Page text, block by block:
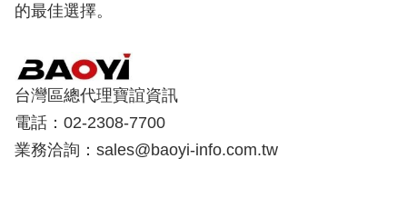
的最佳選擇。
台灣區總代理寶誼資訊
電話：02-2308-7700
業務洽詢：sales@baoyi-info.com.tw